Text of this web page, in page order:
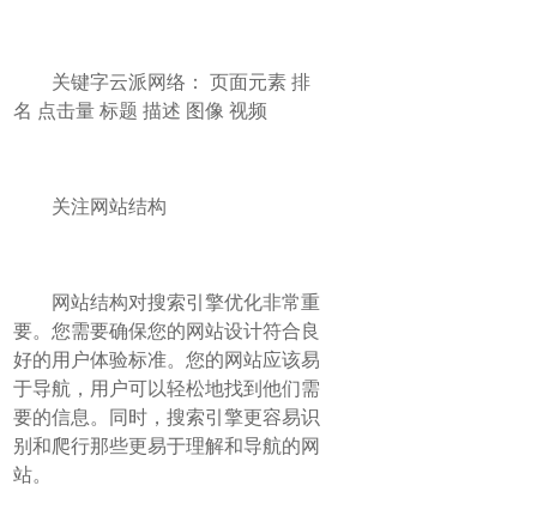
关键字云派网络： 页面元素 排
名 点击量 标题 描述 图像 视频
关注网站结构
网站结构对搜索引擎优化非常重
要。您需要确保您的网站设计符合良
好的用户体验标准。您的网站应该易
于导航，用户可以轻松地找到他们需
要的信息。同时，搜索引擎更容易识
别和爬行那些更易于理解和导航的网
站。